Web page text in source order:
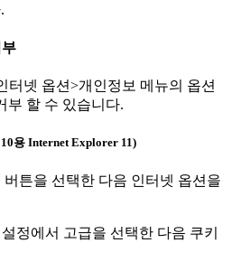
터넷 옵션>개인정보 메뉴의 옵션
부 할 수 있습니다.
용 Internet Explorer 11)
버튼을 선택한 다음 인터넷 옵션을
정에서 고급을 선택한 다음 쿠키